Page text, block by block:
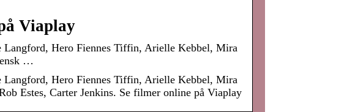
Viaplay
Langford, Hero Fiennes Tiffin, Arielle Kebbel, Mira
…
Langford, Hero Fiennes Tiffin, Arielle Kebbel, Mira
Estes, Carter Jenkins. Se filmer online på Viaplay